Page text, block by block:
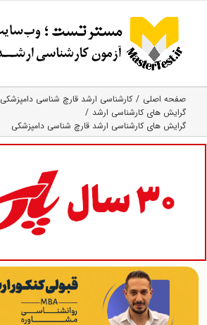
content
صفحه اصلی
کارشناسی ارشد قارچ‌ شناسی دامپزشکی
گرایش های کارشناسی ارشد
گرایش های کارشناسی ارشد قارچ شناسی دامپزشکی